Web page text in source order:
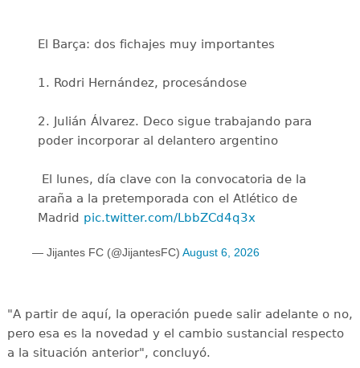
El Barça: dos fichajes muy importantes
1. Rodri Hernández, procesándose
2. Julián Álvarez. Deco sigue trabajando para
poder incorporar al delantero argentino
️ El lunes, día clave con la convocatoria de la
araña a la pretemporada con el Atlético de
Madrid pic.twitter.com/LbbZCd4q3x
— Jijantes FC (@JijantesFC) August 6, 2026
"A partir de aquí, la operación puede salir adelante o no,
pero esa es la novedad y el cambio sustancial respecto
a la situación anterior", concluyó.